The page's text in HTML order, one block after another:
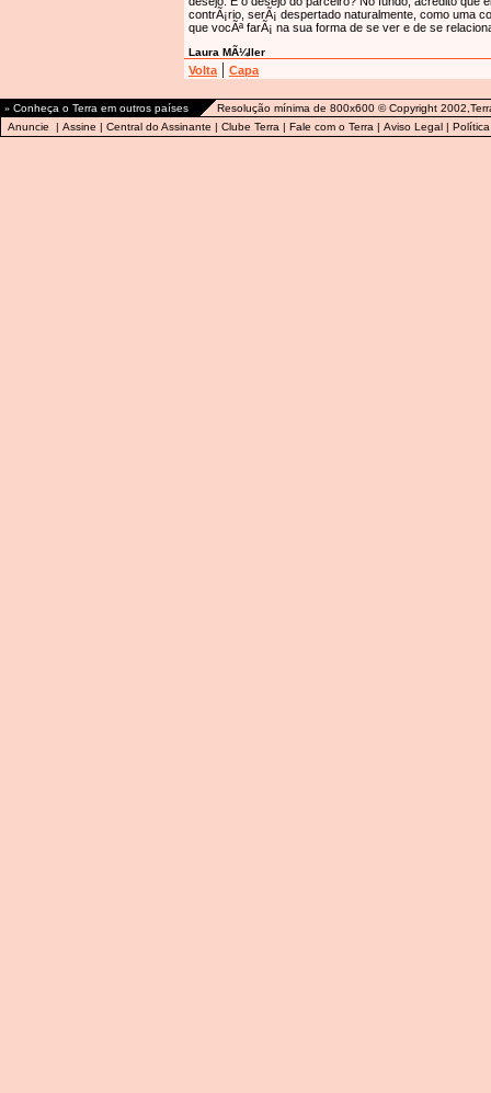
contrÃ¡rio, serÃ¡ despertado naturalmente, como uma
que vocÃª farÃ¡ na sua forma de se ver e de se
Laura MÃ¼ller
Volta | Capa
» Conheça o Terra em outros países
Resolução mínima de 800x600 © Copyright
Anuncie | Assine | Central do Assinante | Clube Terra | Fale com o Terra | Aviso Legal |